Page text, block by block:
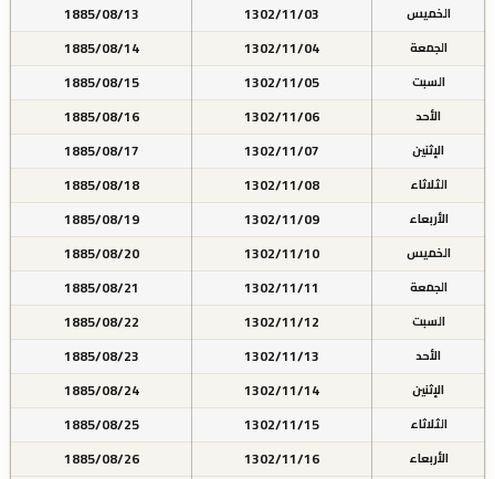
الخميس 1302/11/03
1885/08/13
الجمعة 1302/11/04
1885/08/14
السبت 1302/11/05
1885/08/15
الأحد 1302/11/06
1885/08/16
الإثنين 1302/11/07
1885/08/17
الثلاثاء 1302/11/08
1885/08/18
الأربعاء 1302/11/09
1885/08/19
الخميس 1302/11/10
1885/08/20
الجمعة 1302/11/11
1885/08/21
السبت 1302/11/12
1885/08/22
الأحد 1302/11/13
1885/08/23
الإثنين 1302/11/14
1885/08/24
الثلاثاء 1302/11/15
1885/08/25
الأربعاء 1302/11/16
1885/08/26